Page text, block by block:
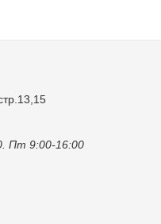
Пт 9:00-16:00